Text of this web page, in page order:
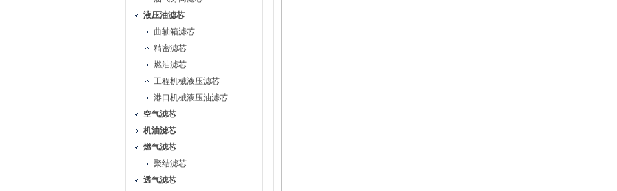
液压油滤芯
曲轴箱滤芯
精密滤芯
燃油滤芯
工程机械液压滤芯
港口机械液压油滤芯
空气滤芯
机油滤芯
燃气滤芯
聚结滤芯
透气滤芯